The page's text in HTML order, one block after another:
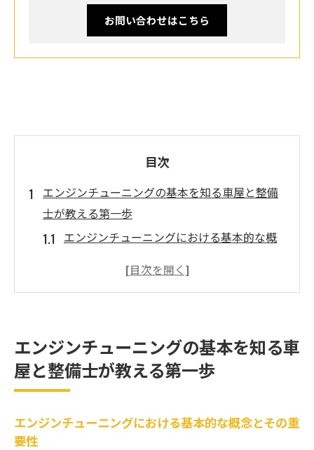
お問い合わせはこちら
目次
エンジンチューニングの基本を知る車屋と整備
士が教える第一歩
エンジンチューニングにおける基本的な概
プロが推奨するエンジンのタイプ別チュー
現代のエンジンチューニングで必要なツー
ルと設備
エンジンチューニングのタイミングと頻度
チューニングの結果を確認するための方法
エンジンチューニングの基本を知る車
屋と整備士が教える第一歩
エンジンチューニングにおける基本的な概念とその重
要性